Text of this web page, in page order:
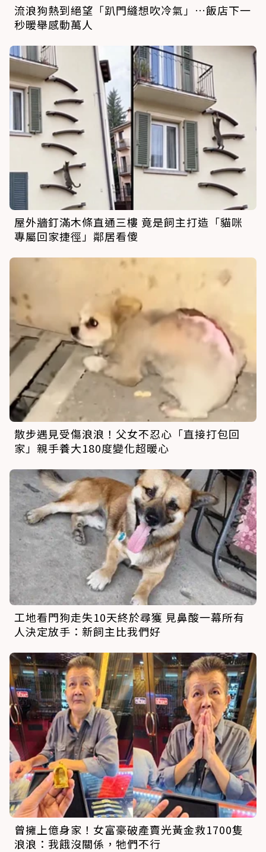
流浪狗熱到絕望「趴門縫想吹冷氣」…飯店下一
秒暖舉感動萬人
屋外牆釘滿木條直通三樓 竟是飼主打造「貓咪
專屬回家捷徑」鄰居看傻
散步遇見受傷浪浪！父女不忍心「直接打包回
家」親手養大180度變化超暖心
工地看門狗走失10天終於尋獲 見鼻酸一幕所有
人決定放手：新飼主比我們好
曾擁上億身家！女富豪破產賣光黃金救1700隻
浪浪：我餓沒關係，牠們不行